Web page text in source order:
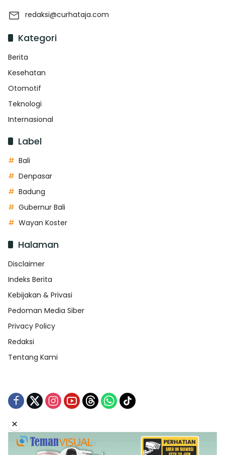
redaksi@curhataja.com
Kategori
Berita
Kesehatan
Otomotif
Teknologi
Internasional
Label
Bali
Denpasar
Badung
Gubernur Bali
Wayan Koster
Halaman
Disclaimer
Indeks Berita
Kebijakan & Privasi
Pedoman Media Siber
Privacy Policy
Redaksi
Tentang Kami
Tentang Kami Redaksi
Indeks Berita
Disclaimer
Pedoman Media Siber
×